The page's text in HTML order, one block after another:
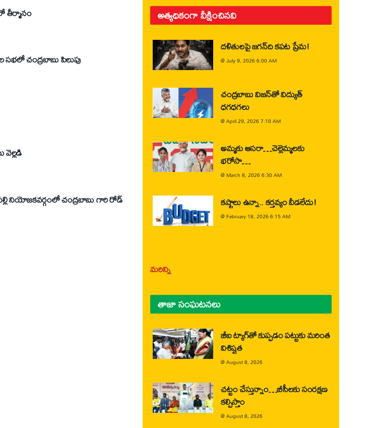
సభలో చంద్రబాబు పిలుపు
నియోజకవర్గంలో చంద్రబాబు గారి రోడ్
అత్యధికంగా వీక్షించినవి
దళితులపై జగన్‌ది కపట ప్రేమ!
@July 9, 2026 6:00 AM
చంద్రబాబు విజన్‌తో విద్యుత్
ధగధగలు
@April 29, 2026 7:10 AM
అమ్మకు ఆసరా…చెల్లెమ్మలకు
భరోసా…
@ March 8, 2026 6:30 AM
కష్టాలు ఉన్నా.. కర్తవ్యం వీడలేదు!
@February 18, 2026 6:15 AM
మరిన్ని
తాజా సంఘటనలు
జీఐ ట్యాగ్‌తో కుప్పడం పట్టుకు మరింత
విశిష్టత
@August 8, 2026
చట్టం చేస్తున్నాం…బీసీలకు సంరక్షణ
కల్పిస్తాం
@August 8, 2026